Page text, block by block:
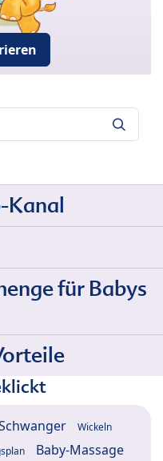
Kanal
für Babys
Wickeln
Baby-Massage